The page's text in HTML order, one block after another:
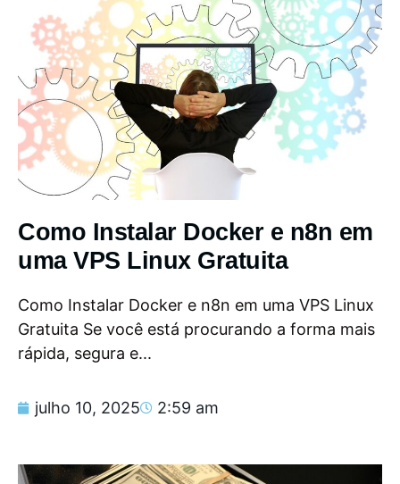
Como Instalar Docker e n8n em
uma VPS Linux Gratuita
Como Instalar Docker e n8n em uma VPS Linux
Gratuita Se você está procurando a forma mais
rápida, segura e...
julho 10, 2025 2:59 am